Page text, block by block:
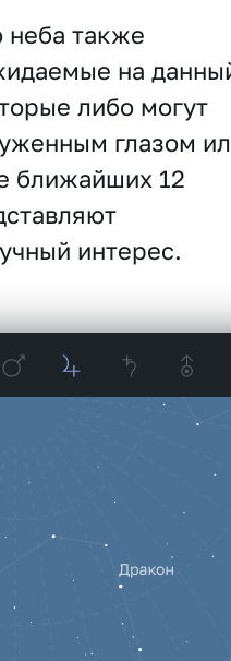
неба также
на
либо могут
глазом
ближайших 12
интерес.